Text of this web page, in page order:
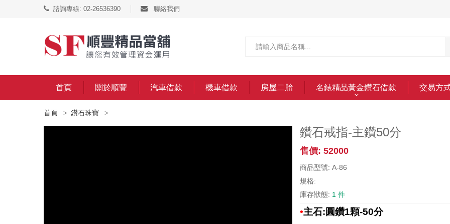
諮詢專線: 02-26536390 聯絡我們
首頁 關於順豐 汽車借款 機車借款 房屋二胎 名錶精品黃金鑽石借款 交易方
首頁 鑽石珠寶
鑽石戒指-主鑽50分
售價: 52000
商品型號: A-86
規格:
庫存狀態: 1 件
•主石:圓鑽1顆-50分